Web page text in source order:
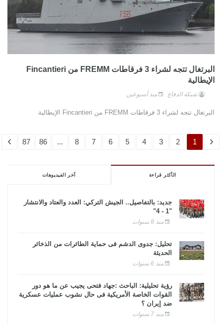
البرتغال تتجه لشراء 3 فرقاطات FREMM من Fincantieri
الإيطالية
شبكة الدفاع منذ أسبوعين
البرتغال تتجه لشراء 3 فرقاطات FREMM من Fincantieri الإيطالية
1
2
3
4
5
6
7
8
...
86
87
الأكثر قراءة آخر الفيديوهات
جديد: بالتفاصيل.. الجيش التركي: العدد والعتاد والانتشار
"1 - 4"
منذ 8 سنوات
تحليل: جدوى الدشم فى حماية الطائرات من الذخائر
الحديثة
منذ 6 سنوات
رؤية تحليلية: الباحث :جهاد فتحى يجيب عن ما هو دور
القوات الخاصة الأمريكية فى حال نشوب عمليات عسكرية
ضد إيران ؟
منذ 7 سنوات